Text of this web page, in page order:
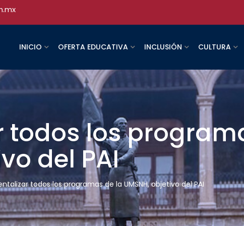
INICIO OFERTA EDUCATIVA INCLUSIÓN CULTURA
los
del PAI
todos los programas de la UMSNH, objetivo del PAI